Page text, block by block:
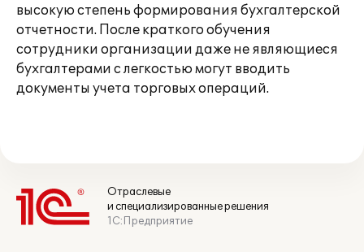
высокую степень формирования бухгалтерской
отчетности. После краткого обучения
сотрудники организации даже не являющиеся
бухгалтерами с легкостью могут вводить
документы учета торговых операций.
Отраслевые
и специализированные решения
1С:Предприятие